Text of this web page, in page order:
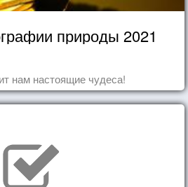
природы 2021
нам настоящие чудеса!